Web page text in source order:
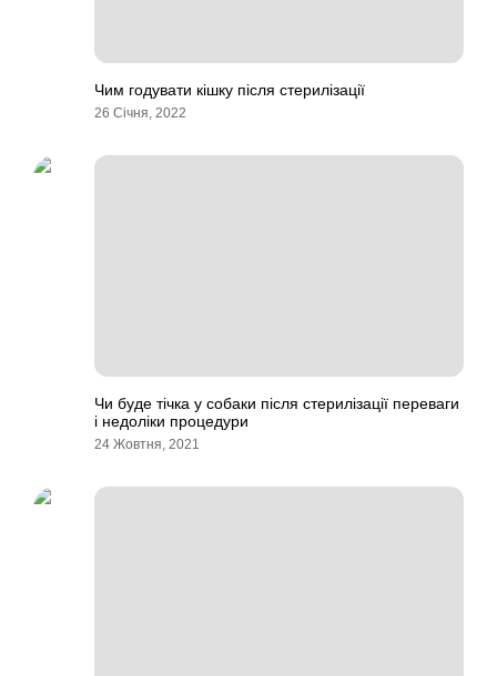
Чим годувати кішку після стерилізації
26 Січня, 2022
Чи буде тічка у собаки після стерилізації переваги
і недоліки процедури
24 Жовтня, 2021